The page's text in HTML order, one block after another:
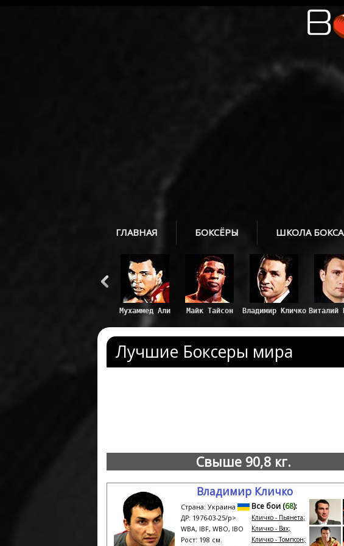
ГЛАВНАЯ БОКСЁРЫ ШКОЛА БОКСА
Лучшие Боксеры мира
Свыше 90,8 кг.
Владимир Кличко
Страна: Украина
ДР: 1976-03-25/p>
WBA, IBF, WBO, IBO
Рост: 198 см.
Все бои (68):
Кличко - Пьянета;
Кличко - Вах;
Кличко - Томпсон;